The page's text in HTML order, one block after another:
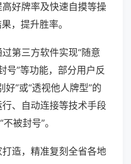
好牌率及快速自摸等操
，提升胜率。
第三方软件实现“随意
号”等功能，部分用户反
”或“透视他人牌型”的
、自动连接等技术手段
被封号”。
造，精准复刻全省各地